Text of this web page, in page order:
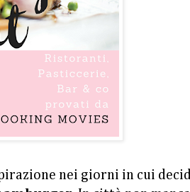
nei giorni in cui